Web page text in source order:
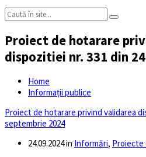
Proiect de hotarare
dispozitiei nr. 331 din
Home
Informații publice
Proiect de hotarare privind validarea
septembrie 2024
24.09.2024in Informări, Proiecte